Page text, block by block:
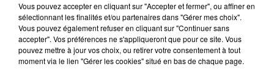
Rendez-vous tous les matins avec Lionel et Nathalie sur
Forum pour découvrir l'histoire du "Collector du jour".
Musique
Vous pouvez accepter en cliquant sur "Accepter et fermer", ou affiner en
sélectionnant les finalités et/ou partenaires dans "Gérer mes choix".
Vous pouvez également refuser en cliquant sur "Continuer sans
accepter". Vos préférences ne s'appliqueront que pour ce site. Vous
pouvez mettre à jour vos choix, ou retirer votre consentement à tout
moment via le lien "Gérer les cookies" situé en bas de chaque page.